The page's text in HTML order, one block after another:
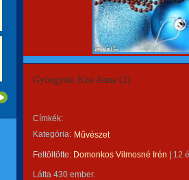
Gyöngyösi Kiss Anna (2)
Címkék:
Kategória: Művészet
Feltöltötte: Domonkos Vilmosné Irén 12
Látta 430 ember.